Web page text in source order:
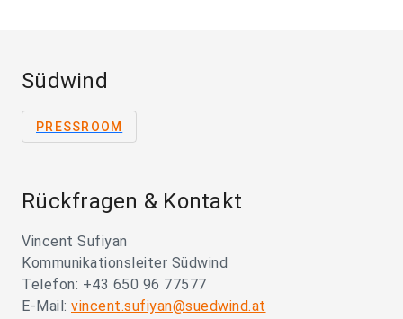
Südwind
PRESSROOM
Rückfragen & Kontakt
Vincent Sufiyan
Kommunikationsleiter Südwind
Telefon: +43 650 96 77577
E-Mail: vincent.sufiyan@suedwind.at